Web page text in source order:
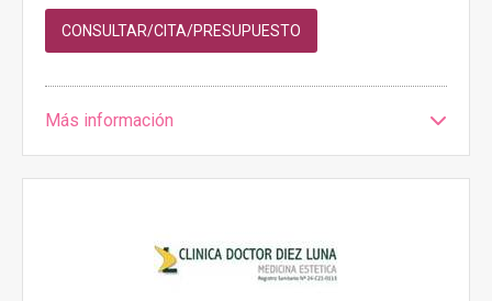
CONSULTAR/CITA/PRESUPUESTO
Más información